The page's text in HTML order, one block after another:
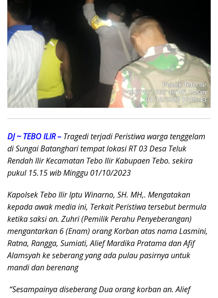
DJ ~ TEBO ILIR – Tragedi terjadi Peristiwa warga tenggelam
di Sungai Batanghari tempat lokasi RT 03 Desa Teluk
Rendah Ilir Kecamatan Tebo Ilir Kabupaen Tebo. sekira
pukul 15.15 wib Minggu 01/10/2023
Kapolsek Tebo Ilir Iptu Winarno, SH. MH,. Mengatakan
kepada awak media ini, Terkait Peristiwa tersebut bermula
ketika saksi an. Zuhri (Pemilik Perahu Penyeberangan)
mengantarkan 6 (Enam) orang Korban atas nama Lasmini,
Ratna, Rangga, Sumiati, Alief Mardika Pratama dan Afif
Alamsyah ke seberang yang ada pulau pasirnya untuk
mandi dan berenang
“Sesampainya diseberang Dua orang korban an. Alief